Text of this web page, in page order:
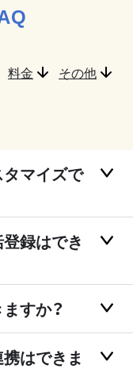
料金 その他
マイズで
録はでき
すか？
はできま